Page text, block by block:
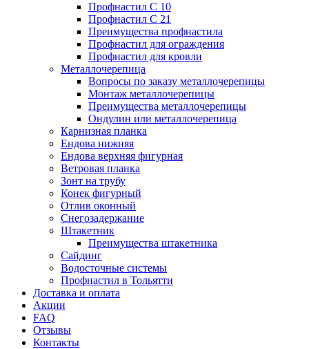
Профнастил С 10
Профнастил С 21
Преимущества профнастила
Профнастил для ограждения
Профнастил для кровли
Металлочерепица
Вопросы по заказу металлочерепицы
Монтаж металлочерепицы
Преимущества металлочерепицы
Ондулин или металлочерепица
Карнизная планка
Ендова нижняя
Ендова верхняя фигурная
Ветровая планка
Зонт на трубу
Конек фигурный
Отлив оконный
Снегозадержание
Штакетник
Преимущества штакетника
Сайдинг
Водосточные системы
Профнастил в Тольятти
Доставка и оплата
Акции
FAQ
Отзывы
Контакты
Ветровая планка
Зонт на трубу
Конек фигурный
Отлив оконный
Снегозадержание
Штакетник
Сайдинг
Водосточные системы
Профнастил в Тольятти